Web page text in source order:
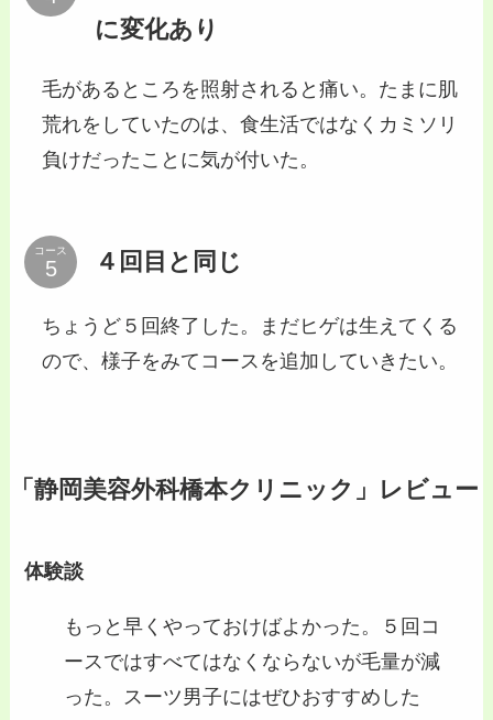
に変化あり
毛があるところを照射されると痛い。たまに肌
荒れをしていたのは、食生活ではなくカミソリ
負けだったことに気が付いた。
コース ４回目と同じ
ちょうど５回終了した。まだヒゲは生えてくる
ので、様子をみてコースを追加していきたい。
「静岡美容外科橋本クリニック」レビュー
体験談
もっと早くやっておけばよかった。５回コ
ースではすべてはなくならないが毛量が減
った。スーツ男子にはぜひおすすめした